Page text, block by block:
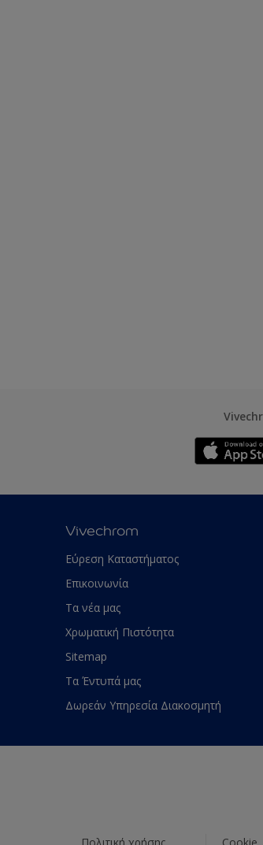
Vivechrom
Εύρεση Καταστήματος
Επικοινωνία
Τα νέα μας
Χρωματική Πιστότητα
Sitemap
Τα Έντυπά μας
Δωρεάν Υπηρεσία Διακοσμητή